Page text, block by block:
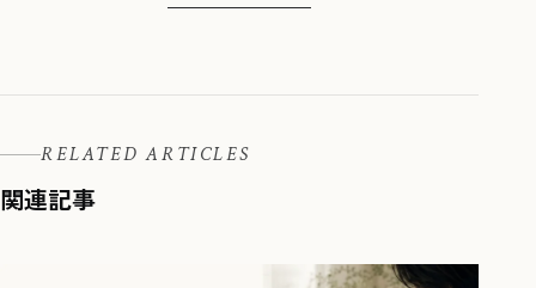
RELATED ARTICLES
関連記事